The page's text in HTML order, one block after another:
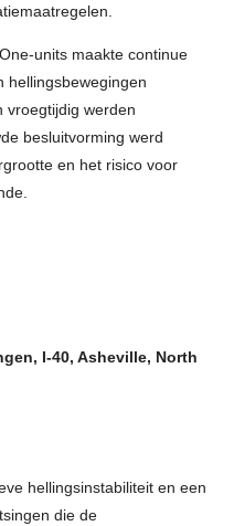
units maakte continue
hellingsbewegingen
vroegtijdig werden
besluitvorming werd
en het risico voor
I-40, Asheville, North
hellingsinstabiliteit en een
die de